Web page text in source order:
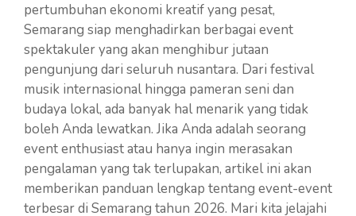
pertumbuhan ekonomi kreatif yang pesat,
Semarang siap menghadirkan berbagai event
spektakuler yang akan menghibur jutaan
pengunjung dari seluruh nusantara. Dari festival
musik internasional hingga pameran seni dan
budaya lokal, ada banyak hal menarik yang tidak
boleh Anda lewatkan. Jika Anda adalah seorang
event enthusiast atau hanya ingin merasakan
pengalaman yang tak terlupakan, artikel ini akan
memberikan panduan lengkap tentang event-event
terbesar di Semarang tahun 2026. Mari kita jelajahi